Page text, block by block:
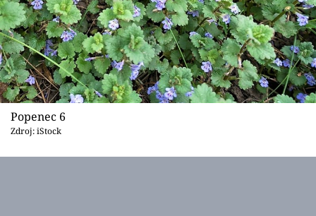
Popenec 6
Zdroj: iStock